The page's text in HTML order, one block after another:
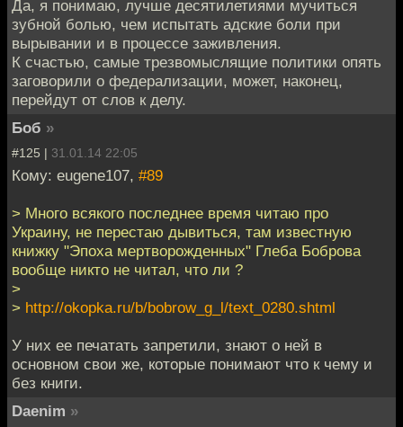
Да, я понимаю, лучше десятилетиями мучиться
зубной болью, чем испытать адские боли при
вырывании и в процессе заживления.
К счастью, самые трезвомыслящие политики опять
заговорили о федерализации, может, наконец,
перейдут от слов к делу.
Боб »
#125 | 31.01.14 22:05
Кому: eugene107, #89
> Много всякого последнее время читаю про
Украину, не перестаю дывиться, там известную
книжку "Эпоха мертворожденных" Глеба Боброва
вообще никто не читал, что ли ?
>
> http://okopka.ru/b/bobrow_g_l/text_0280.shtml
У них ее печатать запретили, знают о ней в
основном свои же, которые понимают что к чему и
без книги.
Daenim »